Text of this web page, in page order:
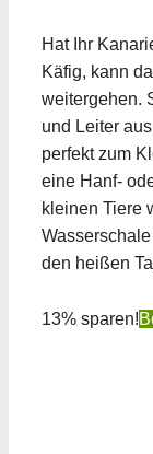
Hat Ihr
Käfig, kann
weitergehen.
und Leiter
perfekt zum
eine Hanf-
kleinen Tiere
den heißen
13% sparen!